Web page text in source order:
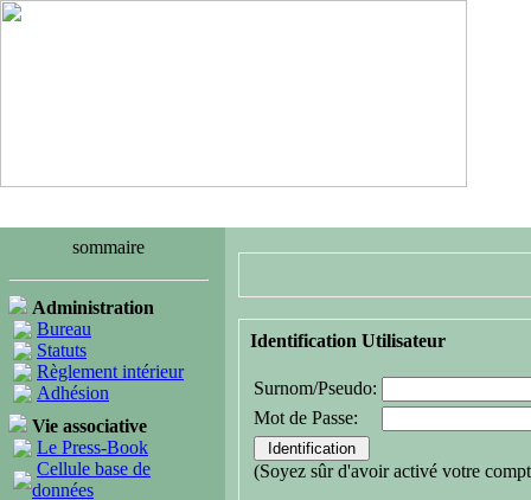
sommaire
Administration
Bureau
Statuts
Règlement intérieur
Adhésion
Vie associative
Le Press-Book
Cellule base de
données
Identification Utilisateur
Surnom/Pseudo:
Mot de Passe:
(Soyez sûr d'avoir activé votre